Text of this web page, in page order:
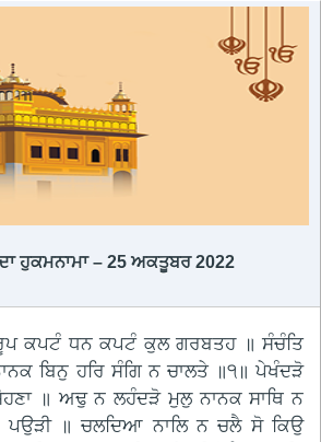
ਹੁਕਮਨਾਮਾ – 25 ਅਕਤੂਬਰ 2022
ਕਪਟੰ ਧਨ ਕਪਟੰ ਕੁਲ ਗਰਬਤਹ ॥ ਸੰਚੰਤਿ
ਬਿਨੁ ਹਰਿ ਸੰਗਿ ਨ ਚਾਲਤੇ ॥੧॥ ਪੇਖੰਦੜੋ
॥ ਅਢੁ ਨ ਲਹੰਦੜੋ ਮੁਲੁ ਨਾਨਕ ਸਾਥਿ ਨ
॥ ਚਲਦਿਆ ਨਾਲਿ ਨ ਚਲੈ ਸੋ ਕਿਉ